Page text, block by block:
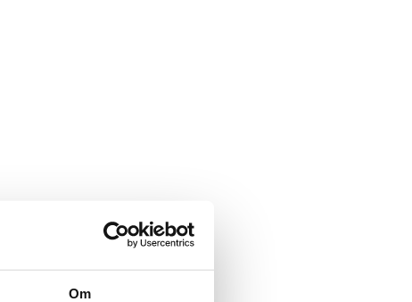
Om
fält är dolt när formuläret visas